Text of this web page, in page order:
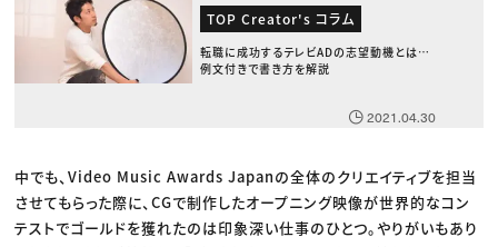
TOP Creator's コラム
転職に成功するテレビADの志望動機とは？
例文付きで書き方を解説
2021.04.30
中でも、Video Music Awards Japanの全体のクリエイティブを担当
させてもらった際に、CGで制作したオープニング映像が世界的なコン
テストでゴールドを獲れたのは印象深い仕事のひとつ。やりがいもあり